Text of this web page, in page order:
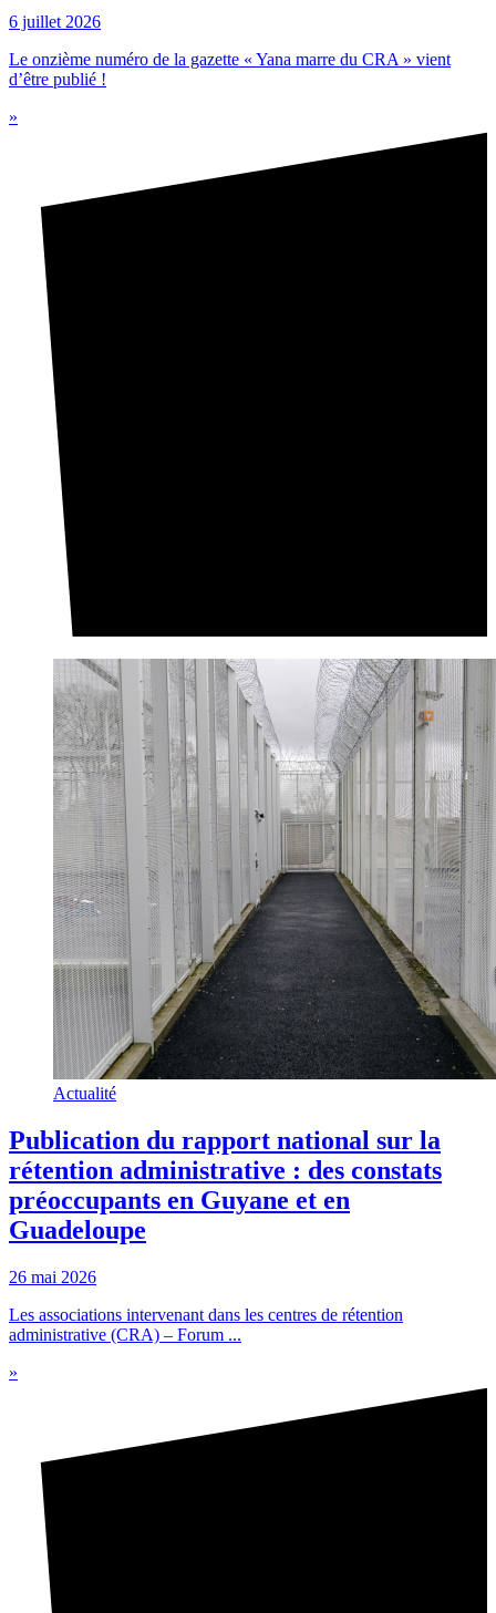
6 juillet 2026
Le onzième numéro de la gazette « Yana marre du CRA » vient
d’être publié !
»
Actualité
Publication du rapport national sur la
rétention administrative : des constats
préoccupants en Guyane et en
Guadeloupe
26 mai 2026
Les associations intervenant dans les centres de rétention
administrative (CRA) – Forum ...
»